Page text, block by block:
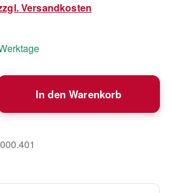
Versandkosten
Gib den gewünschten
In den Warenkorb